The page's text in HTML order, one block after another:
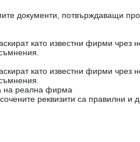
документи, потвърждаващи
като известни фирми чрез
като известни фирми чрез
на реална фирма
реквизити са правилни и